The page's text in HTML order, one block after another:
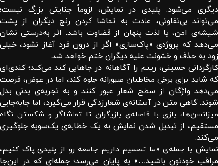
دیگری می‌شود. پلیدی در نمایش، لزوماً جنایتی بزرگ نیست؛
می‌تواند بی‌تفاوتی، عادت به تماشا کردن رنج دیگران از پشت
شیشه‌ی امن، یا لذت پنهان از قضاوت باشد. اثر به‌درستی نشان
می‌دهد که پروژه‌ی «پاک‌سازی» اگر از درون فرد آغاز نشود، خیلی
زود به حذف و خشونت علیه دیگران ختم خواهد شد.
کارگردانی حسینی، ریتم را آگاهانه در جاهایی کند می‌کند؛ کندی‌ای
که شاید برای برخی مخاطبان صبورانه جلوه کند، اما در عوض، فرصت
می‌دهد واژگان از سطح شعار عبور کنند و به تجربه‌ی بدنی بدل
شوند. گاهی متن در آستانه‌ی شعارزدگی قرار می‌گیرد، اما جابه‌جایی
میزانسن‌ها، بازی با فاصله‌ی بازیگران تا تماشاگر و شکستن نگاه
مستقیم، از تبدیل شدن نمایش به یک خطابه‌ی یک‌سویه جلوگیری
می‌کند.
نمایش با جمله‌ی «ما تصمیم داریم جامعه رو از پلیدی پاک کنیم،
مراقب خودتون باشید…» به پایان می‌رسد؛ جمله‌ای که در این‌جا